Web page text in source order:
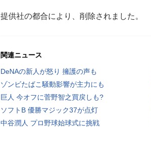
提供社の都合により、削除されました。
関連ニュース
DeNAの新人が怒り 擁護の声も
ゾンビたばこ騒動影響が主力にも
巨人 今オフに菅野智之買戻しも?
ソフトB 優勝マジック37が点灯
中谷潤人 プロ野球始球式に挑戦